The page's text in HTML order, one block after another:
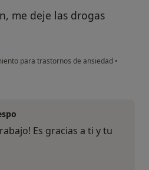
me deje las drogas
para trastornos de ansiedad •
Es gracias a ti y tu